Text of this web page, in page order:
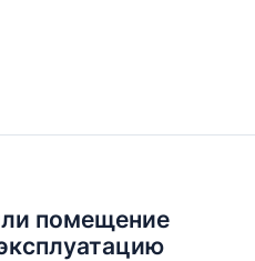
помещение